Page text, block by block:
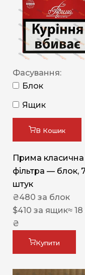
Фасування:
Блок
Ящик
В Кошик
Прима класична
фільтра — блок,
штук
₴480 за блок
$410 за ящик≈
₴
Купити